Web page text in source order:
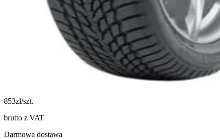
853zł/szt.
brutto z VAT
Darmowa dostawa